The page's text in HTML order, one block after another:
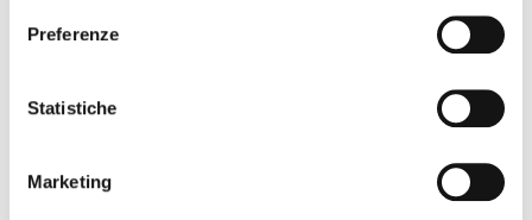
Preferenze
Statistiche
Marketing